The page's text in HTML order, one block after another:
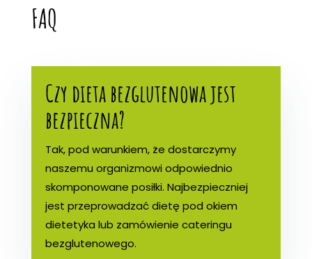
FAQ
Czy dieta bezglutenowa jest
bezpieczna?
Tak, pod warunkiem, że dostarczymy
naszemu organizmowi odpowiednio
skomponowane posiłki. Najbezpieczniej
jest przeprowadzać dietę pod okiem
dietetyka lub zamówienie cateringu
bezglutenowego.